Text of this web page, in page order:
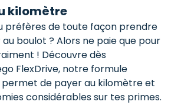
kilomètre
préfères de toute façon prendre
boulot ? Alors ne paie que pour
! Découvre dès
FlexDrive, notre formule
permet de payer au kilomètre et
considérables sur tes primes.